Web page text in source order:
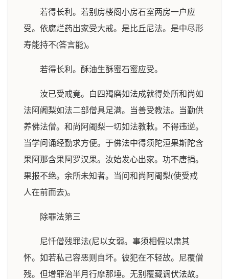
若得长利。若别房楼阁小房石室两房一户应
受。依腐烂药出家受大戒。是比丘尼法。是中尽形
寿能持不(答言能)。
若得长利。酥油生酥蜜石蜜应受。
汝已受戒竟。白四羯磨如法成就得处所和尚如
法阿阇梨如法二部僧具足满。当善受教法。当勤供
养佛法僧。和尚阿阇梨一切如法教敕。不得违逆。
当学问诵经勤求方便。于佛法中得须陀洹果斯陀含
果阿那含果阿罗汉果。汝始发心出家。功不唐捐。
果报不绝。余所未知者。当问和尚阿阇梨(使受戒
人在前而去)。
除罪法第三
尼忏僧残罪法(尼以女弱。事须相假以肃其
怀。如若私己容恶则自坏。彼犯在不轻故。尼覆僧
残。但增罪治半月行摩那埵。无别覆藏调伏法故。